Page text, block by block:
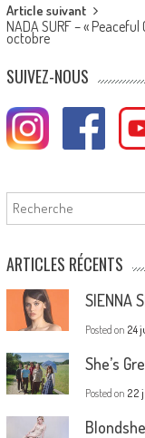
Article suivant
NADA SURF – «
octobre
SUIVEZ-NOUS
Rechercher
ARTICLES RÉCENTS
SIENNA
Posted on 24
She’s
Posted on 22